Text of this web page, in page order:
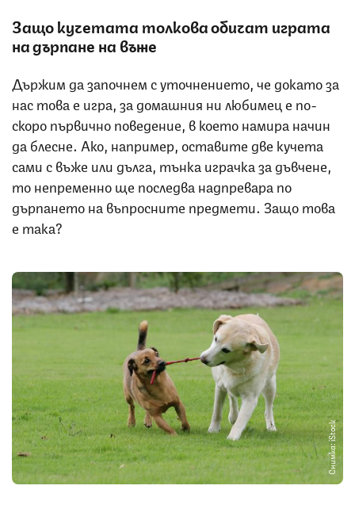
Защо кучетата толкова обичат играта
на дърпане на въже
Държим да започнем с уточнението, че докато за
нас това е игра, за домашния ни любимец е по-
скоро първично поведение, в което намира начин
да блесне. Ако, например, оставите две кучета
сами с въже или дълга, тънка играчка за дъвчене,
то непременно ще последва надпревара по
дърпането на въпросните предмети. Защо това
е така?
Снимка: iStock